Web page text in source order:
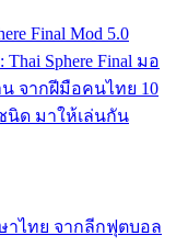
Final Mod 5.0
Thai Sphere Final มอ
น จากฝีมือคนไทย 10
นิด มาให้เล่นกัน
าไทย จากลีกฟุตบอล